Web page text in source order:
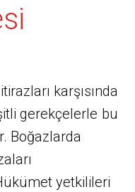
karşısında
gerekçelerle bu
Boğazlarda
yetkilileri